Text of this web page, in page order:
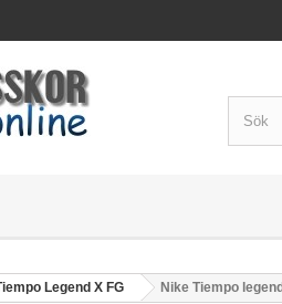
Legend X FG Nike Tiempo